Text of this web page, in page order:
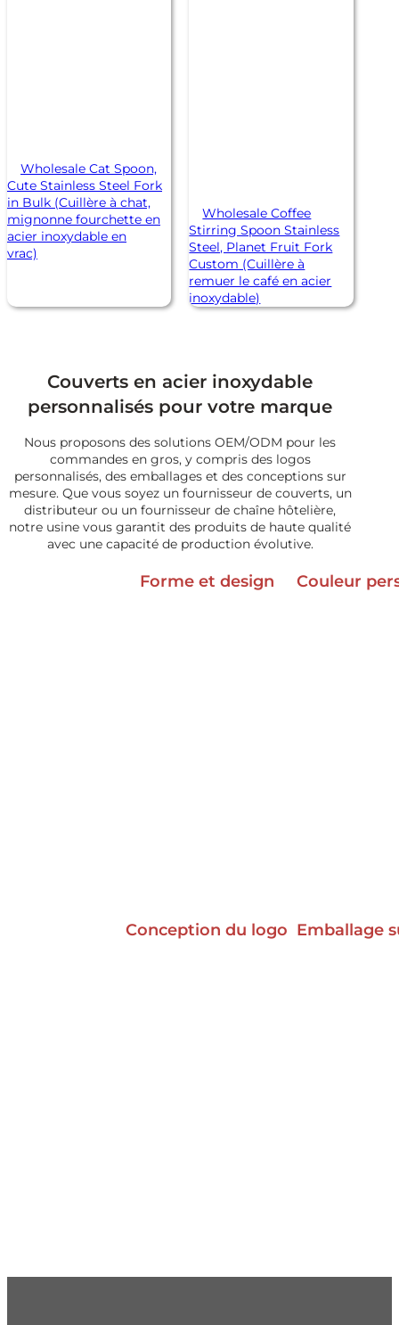
Wholesale Cat Spoon,
Cute Stainless Steel Fork
in Bulk (Cuillère à chat,
mignonne fourchette en
acier inoxydable en
vrac)
Wholesale Coffee
Stirring Spoon Stainless
Steel, Planet Fruit Fork
Custom (Cuillère à
remuer le café en acier
inoxydable)
Couverts en acier inoxydable
personnalisés pour votre marque
Nous proposons des solutions OEM/ODM pour les
commandes en gros, y compris des logos
personnalisés, des emballages et des conceptions sur
mesure. Que vous soyez un fournisseur de couverts, un
distributeur ou un fournisseur de chaîne hôtelière,
notre usine vous garantit des produits de haute qualité
avec une capacité de production évolutive.
Forme et design Couleur
Conception du logo Emballage